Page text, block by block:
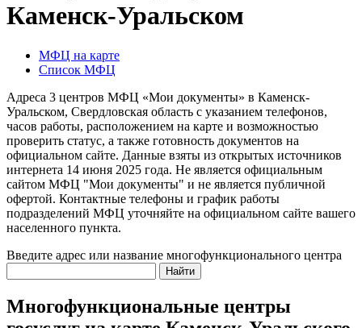
Каменск-Уральском
МФЦ на карте
Список МФЦ
Адреса 3 центров МФЦ «Мои документы» в Каменск-
Уральском, Свердловская область c указанием телефонов,
часов работы, расположением на карте и возможностью
проверить статус, а также готовность документов на
официальном сайте. Данные взяты из открытых источников
интернета 14 июня 2025 года. Не является официальным
сайтом МФЦ "Мои документы" и не является публичной
офертой. Контактные телефоны и график работы
подразделений МФЦ уточняйте на официальном сайте вашего
населенного пункта.
Введите адрес или название многофункционального центра
Найти
Многофункциональные центры